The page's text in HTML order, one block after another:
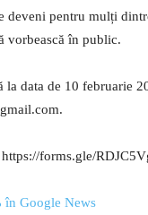
deveni pentru mulți
vorbească în public.
data de 10 februarie
.
forms.gle/
în Google News